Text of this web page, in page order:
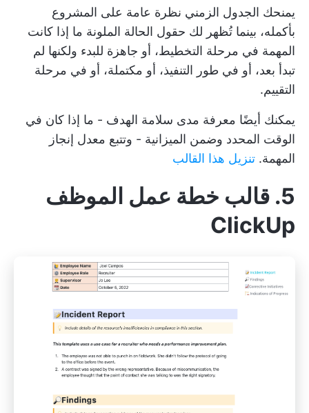
يمنحك الجدول الزمني نظرة عامة على المشروع
بأكمله، بينما تُظهر لك حقول الحالة الملونة ما إذا كانت
المهمة في مرحلة التخطيط، أو جاهزة للبدء ولكنها لم
تبدأ بعد، أو في طور التنفيذ، أو مكتملة، أو في مرحلة
التقييم.
يمكنك أيضًا معرفة مدى سلامة الهدف - ما إذا كان في
الوقت المحدد وضمن الميزانية - وتتبع معدل إنجاز
المهمة. تنزيل هذا القالب
5. قالب خطة عمل الموظف
ClickUp